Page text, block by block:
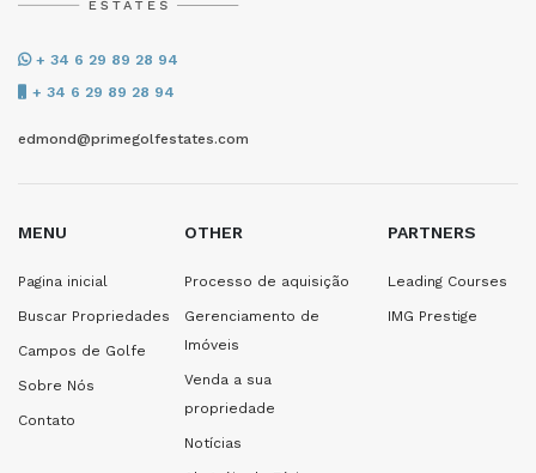
+ 34 6 29 89 28 94
+ 34 6 29 89 28 94
edmond@primegolfestates.com
MENU
Pagina inicial
Buscar Propriedades
Campos de Golfe
Sobre Nós
Contato
OTHER
Processo de aquisição
Gerenciamento de
Imóveis
Venda a sua
propriedade
Notícias
PARTNERS
Leading Courses
IMG Prestige